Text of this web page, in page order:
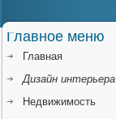
Главное меню
Главная
Дизайн интерьера
Недвижимость